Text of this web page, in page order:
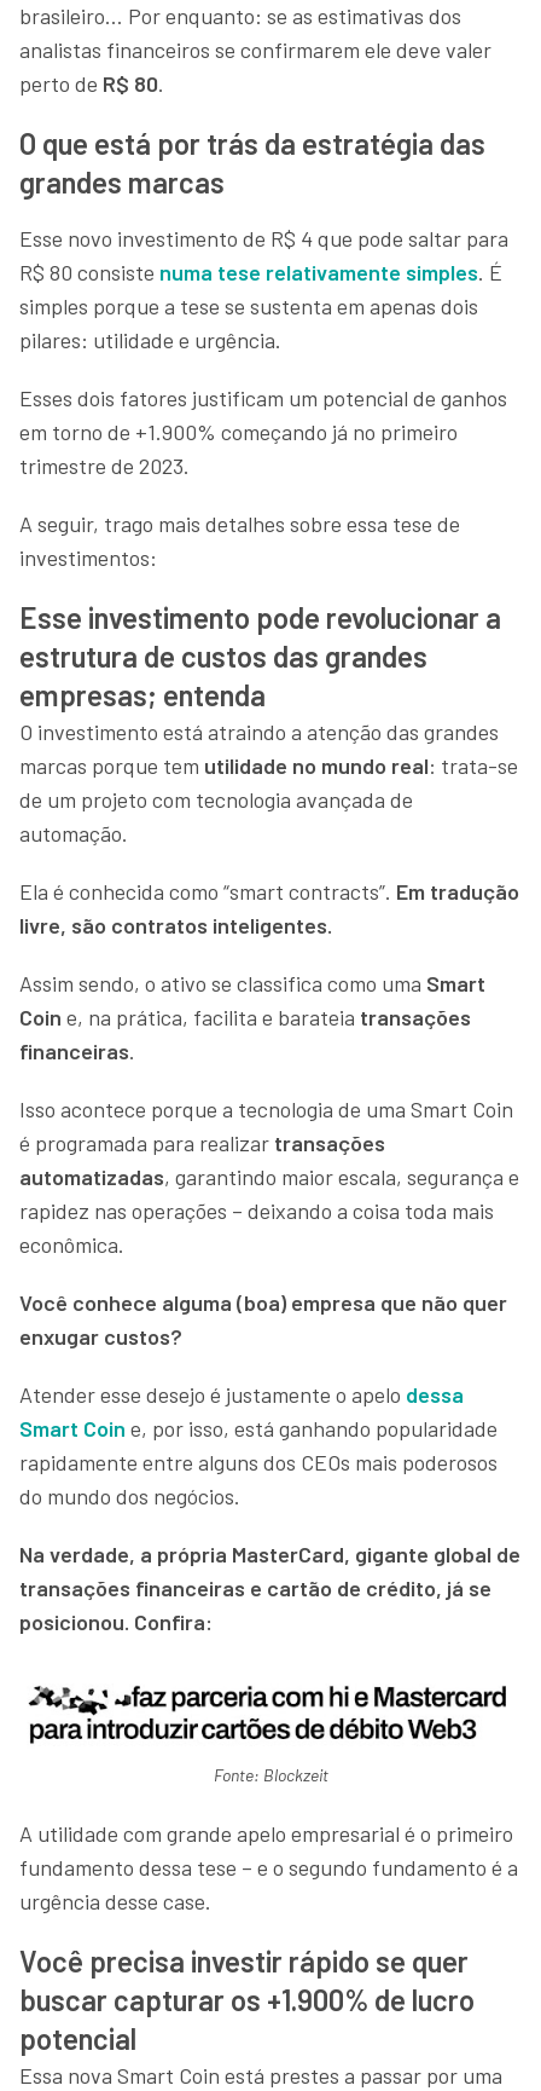
brasileiro… Por enquanto: se as estimativas dos
analistas financeiros se confirmarem ele deve valer
perto de R$ 80.
O que está por trás da estratégia das
grandes marcas
Esse novo investimento de R$ 4 que pode saltar para
R$ 80 consiste numa tese relativamente simples. É
simples porque a tese se sustenta em apenas dois
pilares: utilidade e urgência.
Esses dois fatores justificam um potencial de ganhos
em torno de +1.900% começando já no primeiro
trimestre de 2023.
A seguir, trago mais detalhes sobre essa tese de
investimentos:
Esse investimento pode revolucionar a
estrutura de custos das grandes
empresas; entenda
O investimento está atraindo a atenção das grandes
marcas porque tem utilidade no mundo real: trata-se
de um projeto com tecnologia avançada de
automação.
Ela é conhecida como “smart contracts”. Em tradução
livre, são contratos inteligentes.
Assim sendo, o ativo se classifica como uma Smart
Coin e, na prática, facilita e barateia transações
financeiras.
Isso acontece porque a tecnologia de uma Smart Coin
é programada para realizar transações
automatizadas, garantindo maior escala, segurança e
rapidez nas operações – deixando a coisa toda mais
econômica.
Você conhece alguma (boa) empresa que não quer
enxugar custos?
Atender esse desejo é justamente o apelo dessa
Smart Coin e, por isso, está ganhando popularidade
rapidamente entre alguns dos CEOs mais poderosos
do mundo dos negócios.
Na verdade, a própria MasterCard, gigante global de
transações financeiras e cartão de crédito, já se
posicionou. Confira:
Fonte: Blockzeit
A utilidade com grande apelo empresarial é o primeiro
fundamento dessa tese – e o segundo fundamento é a
urgência desse case.
Você precisa investir rápido se quer
buscar capturar os +1.900% de lucro
potencial
Essa nova Smart Coin está prestes a passar por uma